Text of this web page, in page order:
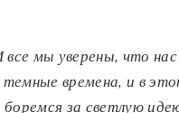
все мы уверены, что
времена, и в
за светлую